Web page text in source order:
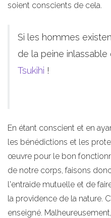
soient conscients de cela.
Si les hommes
de la peine
Tsukihi !
En étant conscient et en
les bénédictions et les
œuvre pour le bon
de notre corps, faisons
l'entraide mutuelle et de
la providence de la nature.
enseigné.